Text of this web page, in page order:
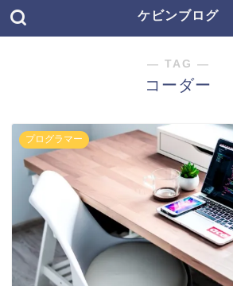
ケビンブログ
― TAG ―
コーダー
プログラマー